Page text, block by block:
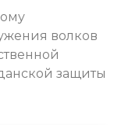
волков
защиты